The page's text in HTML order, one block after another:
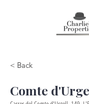
< Back
Comte